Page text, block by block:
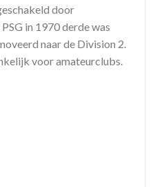
door
in 1970 derde was
naar de Division 2.
voor amateurclubs.